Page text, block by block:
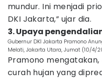
mundur. Ini menjadi
DKI Jakarta,” ujar dia.
3. Upaya
Gubernur DKI Jakarta Pramono
Melati, Jakarta Utara, Jumat (10/4/
Pramono
curah hujan yang